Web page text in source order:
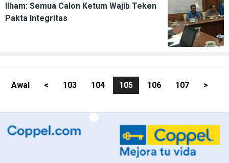
Ilham: Semua Calon Ketum Wajib Teken
Pakta Integritas
Awal < 103 104 105 106 107 >